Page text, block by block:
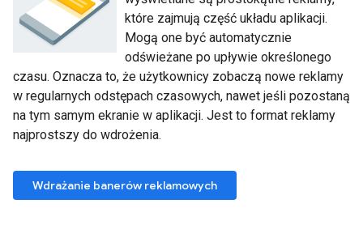
które zajmują część układu aplikacji.
Mogą one być automatycznie
odświeżane po upływie określonego
czasu. Oznacza to, że użytkownicy zobaczą nowe reklamy
w regularnych odstępach czasowych, nawet jeśli pozostaną
na tym samym ekranie w aplikacji. Jest to format reklamy
najprostszy do wdrożenia.
Wdrażanie banerów reklamowych